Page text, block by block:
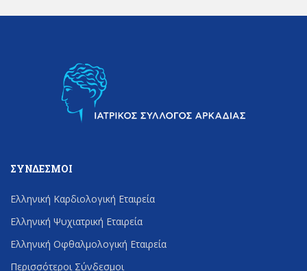
ΣΎΝΔΕΣΜΟΙ
Ελληνική Καρδιολογική Εταιρεία
Ελληνική Ψυχιατρική Εταιρεία
Ελληνική Οφθαλμολογική Εταιρεία
Περισσότεροι Σύνδεσμοι